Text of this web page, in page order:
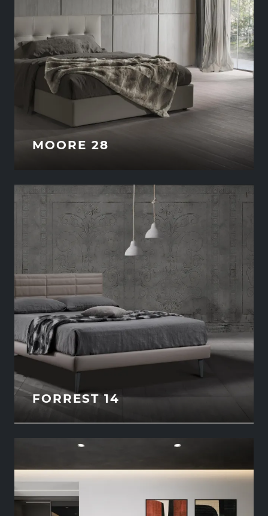
MOORE 28
FORREST 14